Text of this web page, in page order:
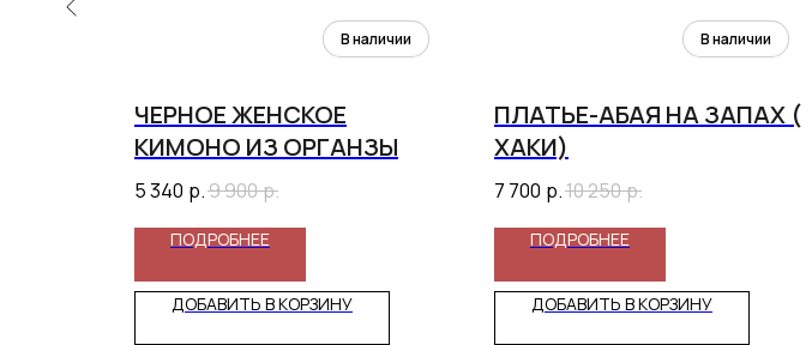
ЧЕРНОЕ ЖЕНСКОЕ
КИМОНО ИЗ ОРГАНЗЫ
5 340 р.9 900р.
ПОДРОБНЕЕ
ДОБАВИТЬ В КОРЗИНУ
ПЛАТЬЕ-АБАЯ НА ЗАПАХ (
ХАКИ)
7 700 р.10 250р.
ПОДРОБНЕЕ
ДОБАВИТЬ В КОРЗИНУ